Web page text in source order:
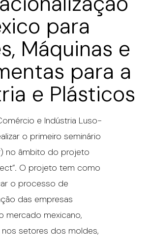
para
Máquinas e
para a
e Plásticos
e Indústria Luso-
o primeiro seminário
no âmbito do projeto
O projeto tem como
o processo de
das empresas
mercado mexicano,
setores dos moldes,